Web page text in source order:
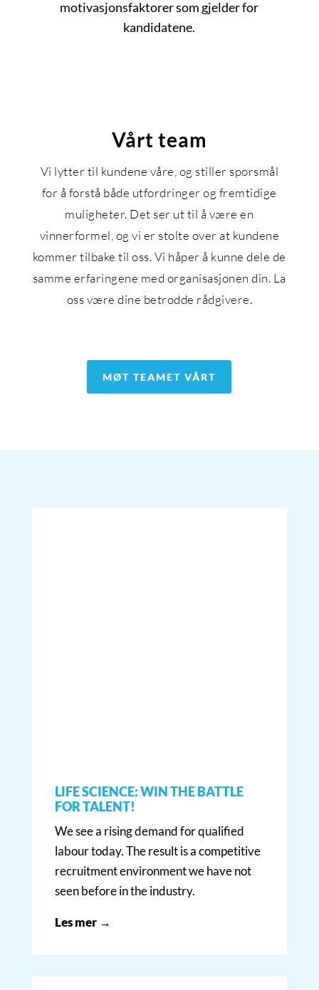
motivasjonsfaktorer som gjelder for
kandidatene.
Vårt team
Vi lytter til kundene våre, og stiller spørsmål
for å forstå både utfordringer og fremtidige
muligheter. Det ser ut til å være en
vinnerformel, og vi er stolte over at kundene
kommer tilbake til oss. Vi håper å kunne dele de
samme erfaringene med organisasjonen din. La
oss være dine betrodde rådgivere.
Arnt Håvard Molvig→
Managing Partner
ahm@compass.no
+47 934 40 805
MØT TEAMET VÅRT
LIFE SCIENCE: WIN THE BATTLE
FOR TALENT!
We see a rising demand for qualified
labour today. The result is a competitive
recruitment environment we have not
seen before in the industry.
Les mer →